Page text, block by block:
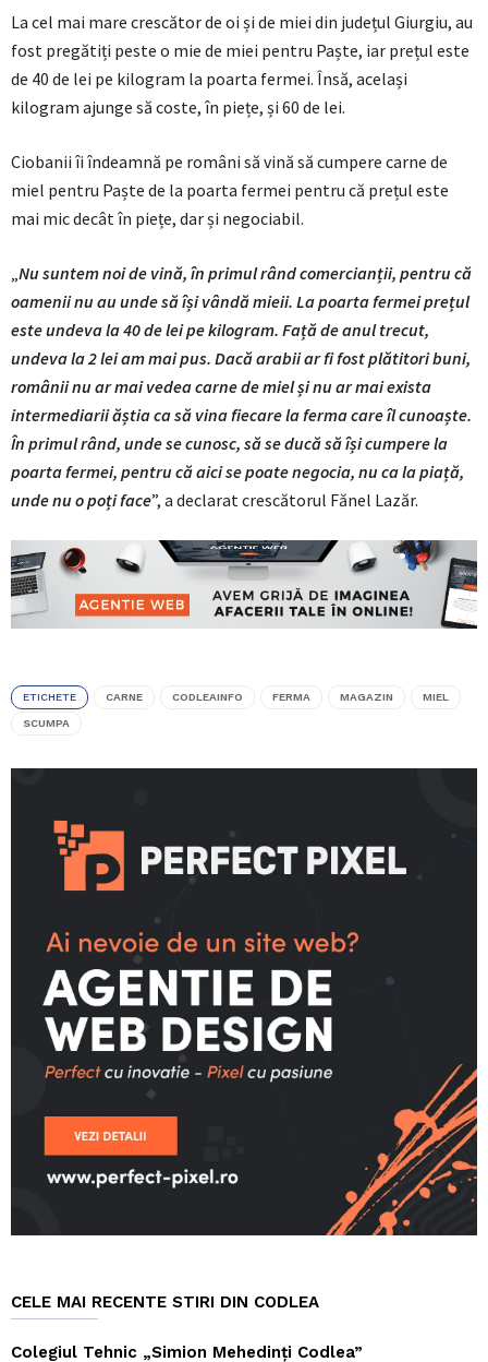
La cel mai mare crescător de oi și de miei din județul Giurgiu, au
fost pregătiți peste o mie de miei pentru Paște, iar prețul este
de 40 de lei pe kilogram la poarta fermei. Însă, același
kilogram ajunge să coste, în piețe, și 60 de lei.
Ciobanii îi îndeamnă pe români să vină să cumpere carne de
miel pentru Paște de la poarta fermei pentru că prețul este
mai mic decât în piețe, dar și negociabil.
„Nu suntem noi de vină, în primul rând comercianții, pentru că
oamenii nu au unde să își vândă mieii. La poarta fermei prețul
este undeva la 40 de lei pe kilogram. Față de anul trecut,
undeva la 2 lei am mai pus. Dacă arabii ar fi fost plătitori buni,
românii nu ar mai vedea carne de miel și nu ar mai exista
intermediarii ăștia ca să vina fiecare la ferma care îl cunoaște.
În primul rând, unde se cunosc, să se ducă să își cumpere la
poarta fermei, pentru că aici se poate negocia, nu ca la piață,
unde nu o poți face”, a declarat crescătorul Fănel Lazăr.
ETICHETE CARNE CODLEAINFO FERMA MAGAZIN MIEL
SCUMPA
CELE MAI RECENTE STIRI DIN CODLEA
Colegiul Tehnic „Simion Mehedinți Codlea”